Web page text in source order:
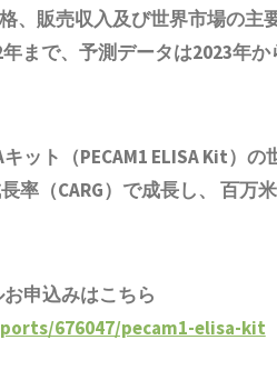
、販売収入及び世界市場の主
まで、予測データは2023年か
ット（PECAM1 ELISA Kit）
率（CARG）で成長し、 百万
申込みはこちら
676047/pecam1-elisa-kit